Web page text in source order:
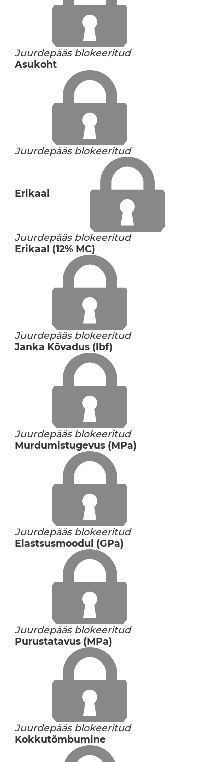
Juurdepääs blokeeritud
Asukoht
Juurdepääs blokeeritud
Erikaal
Juurdepääs blokeeritud
Erikaal (12% MC)
Juurdepääs blokeeritud
Janka Kõvadus (lbf)
Juurdepääs blokeeritud
Murdumistugevus (MPa)
Juurdepääs blokeeritud
Elastsusmoodul (GPa)
Juurdepääs blokeeritud
Purustatavus (MPa)
Juurdepääs blokeeritud
Kokkutõmbumine